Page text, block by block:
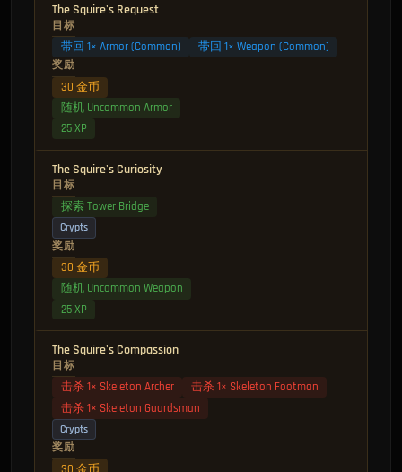
The Squire's Request
目标
带回 1× Armor (Common) 带回 1× Weapon (Common)
奖励
30 金币
随机 Uncommon Armor
25 XP
The Squire's Curiosity
目标
探索 Tower Bridge
Crypts
奖励
30 金币
随机 Uncommon Weapon
25 XP
The Squire's Compassion
目标
击杀 1× Skeleton Archer
击杀 1× Skeleton Footman
击杀 1× Skeleton Guardsman
Crypts
奖励
30 金币